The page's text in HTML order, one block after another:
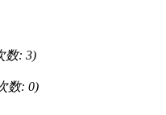
数: 3)
数: 0)